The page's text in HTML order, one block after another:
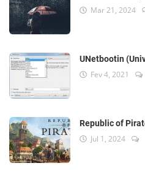
Mar 21, 2024
UNetbootin
Fev 4, 2021
Republic of
Jul 1, 2024